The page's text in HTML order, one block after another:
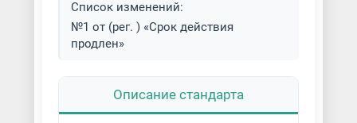
Список изменений:
№1 от (рег. ) «Срок действия
продлен»
Описание стандарта